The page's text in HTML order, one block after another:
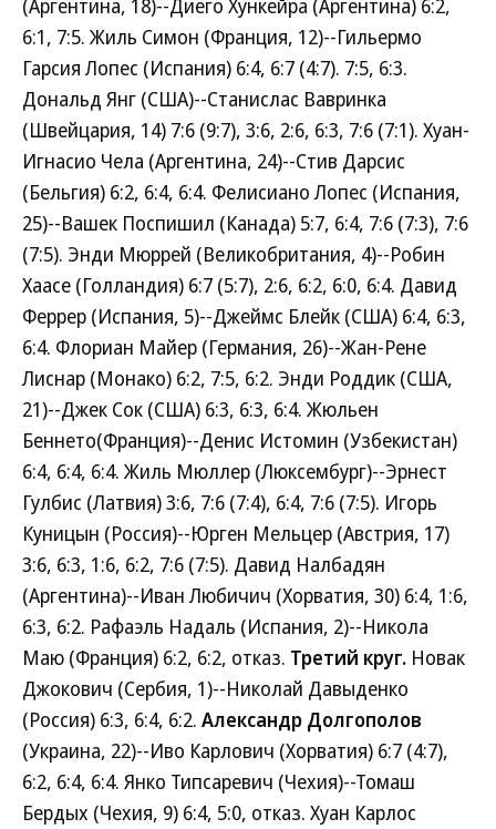
(Аргентина, 18)--Диего Хункейра (Аргентина) 6:2,
6:1, 7:5. Жиль Симон (Франция, 12)--Гильермо
Гарсия Лопес (Испания) 6:4, 6:7 (4:7). 7:5, 6:3.
Дональд Янг (США)--Станислас Вавринка
(Швейцария, 14) 7:6 (9:7), 3:6, 2:6, 6:3, 7:6 (7:1). Хуан-
Игнасио Чела (Аргентина, 24)--Стив Дарсис
(Бельгия) 6:2, 6:4, 6:4. Фелисиано Лопес (Испания,
25)--Вашек Поспишил (Канада) 5:7, 6:4, 7:6 (7:3), 7:6
(7:5). Энди Мюррей (Великобритания, 4)--Робин
Хаасе (Голландия) 6:7 (5:7), 2:6, 6:2, 6:0, 6:4. Давид
Феррер (Испания, 5)--Джеймс Блейк (США) 6:4, 6:3,
6:4. Флориан Майер (Германия, 26)--Жан-Рене
Лиснар (Монако) 6:2, 7:5, 6:2. Энди Роддик (США,
21)--Джек Сок (США) 6:3, 6:3, 6:4. Жюльен
Беннето(Франция)--Денис Истомин (Узбекистан)
6:4, 6:4, 6:4. Жиль Мюллер (Люксембург)--Эрнест
Гулбис (Латвия) 3:6, 7:6 (7:4), 6:4, 7:6 (7:5). Игорь
Куницын (Россия)--Юрген Мельцер (Австрия, 17)
3:6, 6:3, 1:6, 6:2, 7:6 (7:5). Давид Налбадян
(Аргентина)--Иван Любичич (Хорватия, 30) 6:4, 1:6,
6:3, 6:2. Рафаэль Надаль (Испания, 2)--Никола
Маю (Франция) 6:2, 6:2, отказ. Третий круг. Новак
Джокович (Сербия, 1)--Николай Давыденко
(Россия) 6:3, 6:4, 6:2. Александр Долгополов
(Украина, 22)--Иво Карлович (Хорватия) 6:7 (4:7),
6:2, 6:4, 6:4. Янко Типсаревич (Чехия)--Томаш
Бердых (Чехия, 9) 6:4, 5:0, отказ. Хуан Карлос